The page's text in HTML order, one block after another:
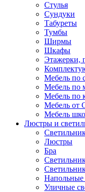
Стулья
Сундуки
Табуреты
Тумбы
Ширмы
Шкафы
Этажерки,
Мебель по
Мебель по
Мебель по
Мебель от
Мебель
Люстры и
Люстры
Бра
Уличные